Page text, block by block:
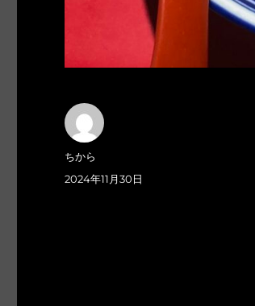
投
稿
ちから
投
2024年11月30日